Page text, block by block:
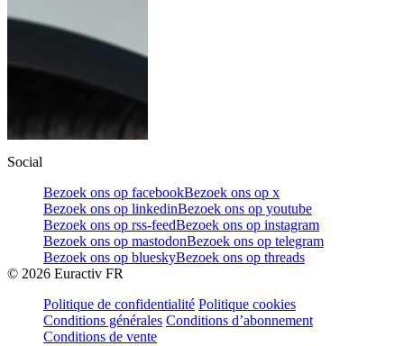
Social
Bezoek ons op facebookBezoek ons op x
Bezoek ons op linkedinBezoek ons op youtube
Bezoek ons op rss-feedBezoek ons op instagram
Bezoek ons op mastodonBezoek ons op telegram
Bezoek ons op blueskyBezoek ons op threads
© 2026 Euractiv FR
Politique de confidentialité Politique cookies
Conditions générales Conditions d’abonnement
Conditions de vente